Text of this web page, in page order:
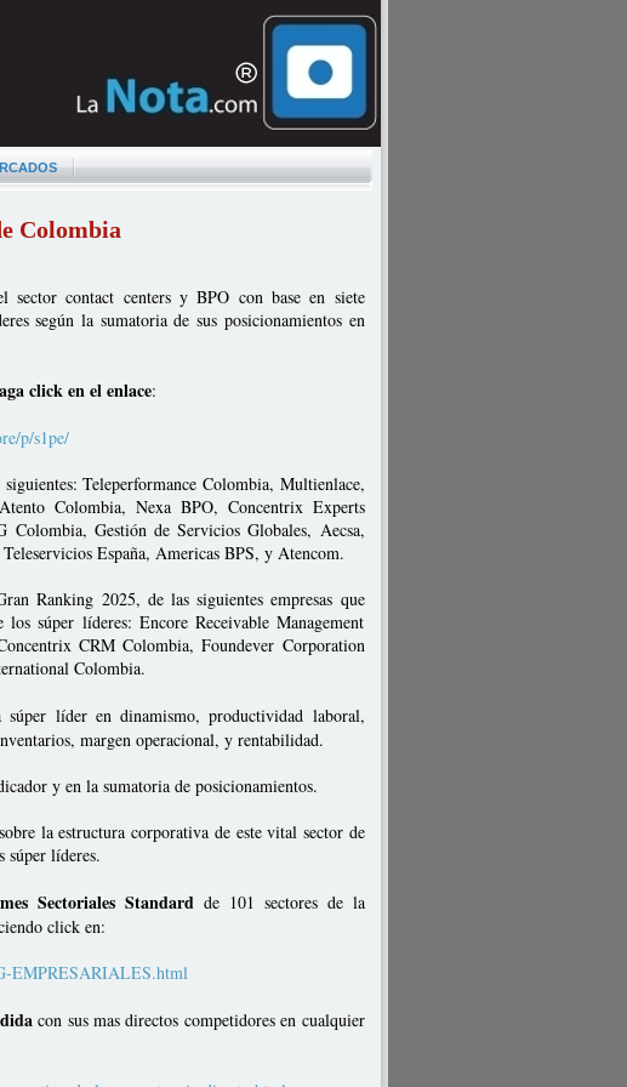
Colombia
sector contact centers y BPO con base en siete
según la sumatoria de sus posicionamientos en
click en el enlace:
p/s1pe/
Teleperformance Colombia, Multienlace,
Colombia, Nexa BPO, Concentrix Experts
Gestión de Servicios Globales, Aecsa,
España, Americas BPS, y Atencom.
Ranking 2025, de las siguientes empresas que
súper líderes: Encore Receivable Management
CRM Colombia, Foundever Corporation
Colombia.
líder en dinamismo, productividad laboral,
margen operacional, y rentabilidad.
y en la sumatoria de posicionamientos.
la estructura corporativa de este vital sector de
súper líderes.
Sectoriales Standardde 101 sectores de la
click en:
EMPRESARIALES.html
con sus mas directos competidores en cualquier